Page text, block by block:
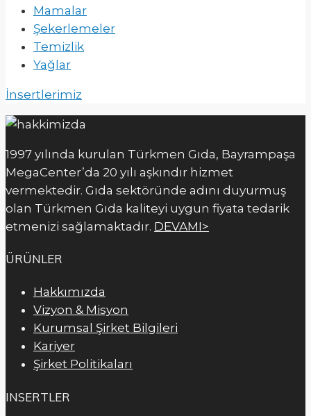
Mamalar
Şekerlemeler
Temizlik
Yağlar
İnsertlerimiz
1997 yılında kurulan Türkmen Gıda, Bayrampaşa
MegaCenter’da 20 yılı aşkındır hizmet
vermektedir. Gıda sektöründe adını duyurmuş
olan Türkmen Gıda kaliteyi uygun fiyata tedarik
etmenizi sağlamaktadır. DEVAMI>
ÜRÜNLER
Hakkımızda
Vizyon & Misyon
Kurumsal Şirket Bilgileri
Kariyer
Şirket Politikaları
INSERTLER